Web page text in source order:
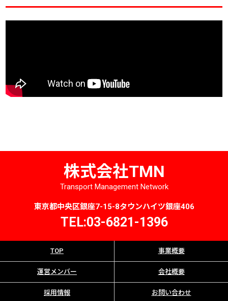
株式会社TMN
Transport Management Network
東京都中央区銀座7-15-8タウンハイツ銀座406
TEL:03-6821-1396
TOP 事業概要
運営メンバー 会社概要
採用情報 お問い合わせ